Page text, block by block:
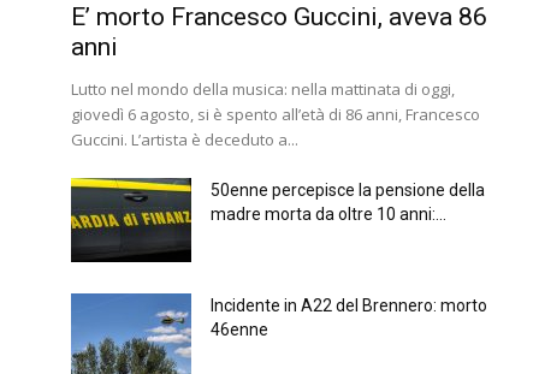
E’ morto Francesco Guccini, aveva 86
anni
Lutto nel mondo della musica: nella mattinata di oggi,
giovedì 6 agosto, si è spento all’età di 86 anni, Francesco
Guccini. L’artista è deceduto a...
50enne percepisce la pensione della
madre morta da oltre 10 anni:...
Incidente in A22 del Brennero: morto
46enne